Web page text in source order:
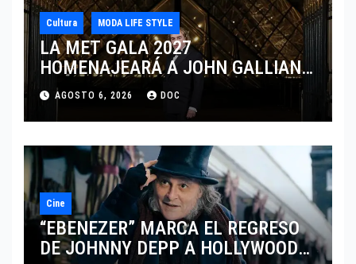
Cultura MODA LIFE STYLE
LA MET GALA 2027
HOMENAJEARÁ A JOHN GALLIANO
MARCANDO EL REGRESO DEL REY
DEL DRAMATISMO
AGOSTO 6, 2026 DOC
Cine
“EBENEZER” MARCA EL REGRESO
DE JOHNNY DEPP A HOLLYWOOD